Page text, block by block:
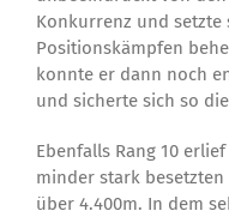
Konkurrenz und setzte
Positionskämpfen
konnte er dann noch
und sicherte sich so
Ebenfalls Rang 10
minder stark besetzten
über 4.400m. In dem